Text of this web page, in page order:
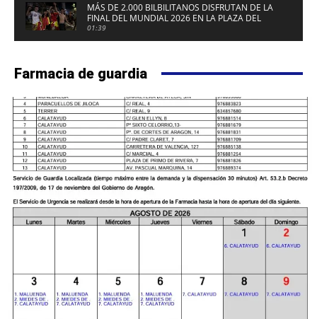
MÁS DE 2.000 BILBILITANOS DISFRUTAN DE LA
FINAL DEL MUNDIAL 2026 EN LA PLAZA DEL
FUERTE DE CALATAYUD
01:39
Farmacia de guardia